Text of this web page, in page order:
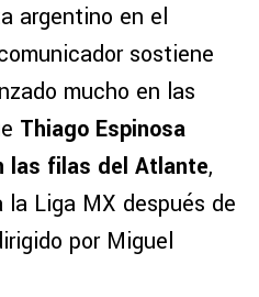
argentino en el
sostiene
mucho en las
Thiago Espinosa
las filas del Atlante,
la Liga MX después de
por Miguel